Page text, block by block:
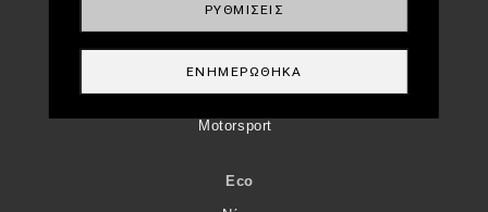
ΑΓΏΝΕΣ
Formula 1
WRC
Motorsport
Eco
ΡΥΘΜΊΣΕΙΣ
ΕΝΗΜΕΡΏΘΗΚΑ